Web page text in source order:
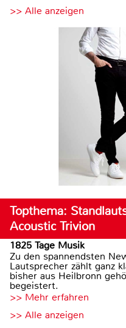
>> Alle anzeigen
Topthema:
Acoustic Trivion
1825 Tage Musik
Zu den spannendsten
Lautsprecher zählt ganz
bisher aus Heilbronn
begeistert.
>> Mehr erfahren
>> Alle anzeigen